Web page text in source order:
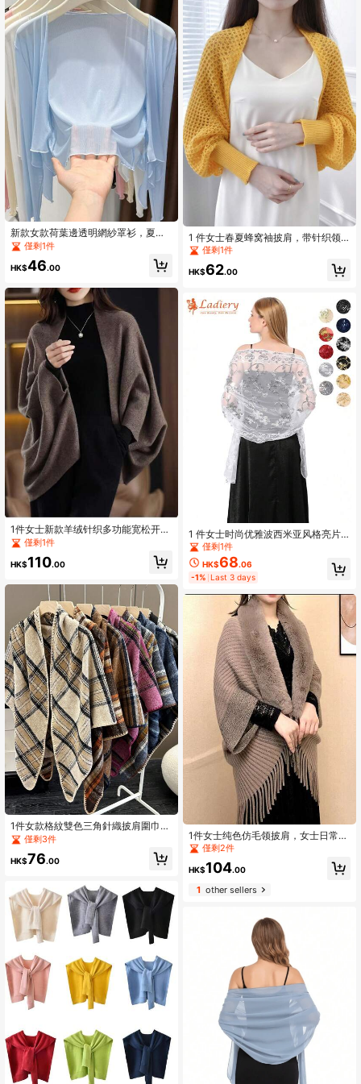
新款女款荷葉邊透明網紗罩衫，夏季
輕量防曬罩衫
僅剩1件
HK$46.00
1件女士新款羊绒针织多功能宽松开衫
披肩，适合秋冬季穿着
僅剩1件
HK$110.00
1件女款格紋雙色三角針織披肩圍巾，
復古波希米亞風，保暖配件
僅剩3件
HK$76.00
1 件女士春夏蜂窝袖披肩，带针织领
和镂空细节，时尚外套配饰女士
僅剩1件
HK$62.00
1 件女士时尚优雅波西米亚风格亮片
刺绣披肩/围巾，适合婚纱、新娘礼
服、伴娘、舞会、晚会
僅剩1件
HK$68.06
-1% Last 3 days
1件女士纯色仿毛领披肩，女士日常开
衫，舒适保暖户外罩衫，精致和服式
僅剩2件
HK$104.00
1other sellers